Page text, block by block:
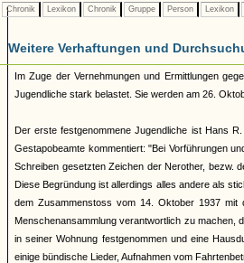
Chronik Lexikon Chronik Gruppe Person Lexikon
Weitere Verhaftungen und
Im Zuge der Vernehmungen und Ermittlungen
Jugendliche stark belastet. Sie werden am 26.
Der erste festgenommene Jugendliche ist Hans
Gestapobeamte kommentiert: "Bei Vorführungen
Schreiben gesetzten Zeichen der Nerother, bezw.
Diese Begründung ist allerdings alles andere als
dem Zusammenstoss vom 14. Oktober 1937 mit
Menschenansammlung verantwortlich zu machen,
in seiner Wohnung festgenommen und eine
einige bündische Lieder, Aufnahmen vom